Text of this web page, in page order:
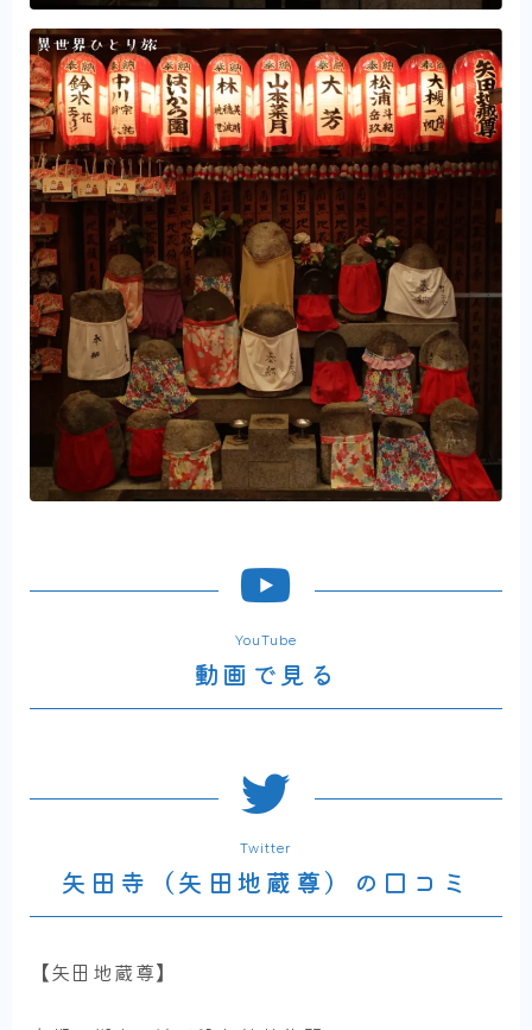
YouTube
動画で見る
Twitter
矢田寺（矢田地蔵尊）の口コミ
【矢田地蔵尊】